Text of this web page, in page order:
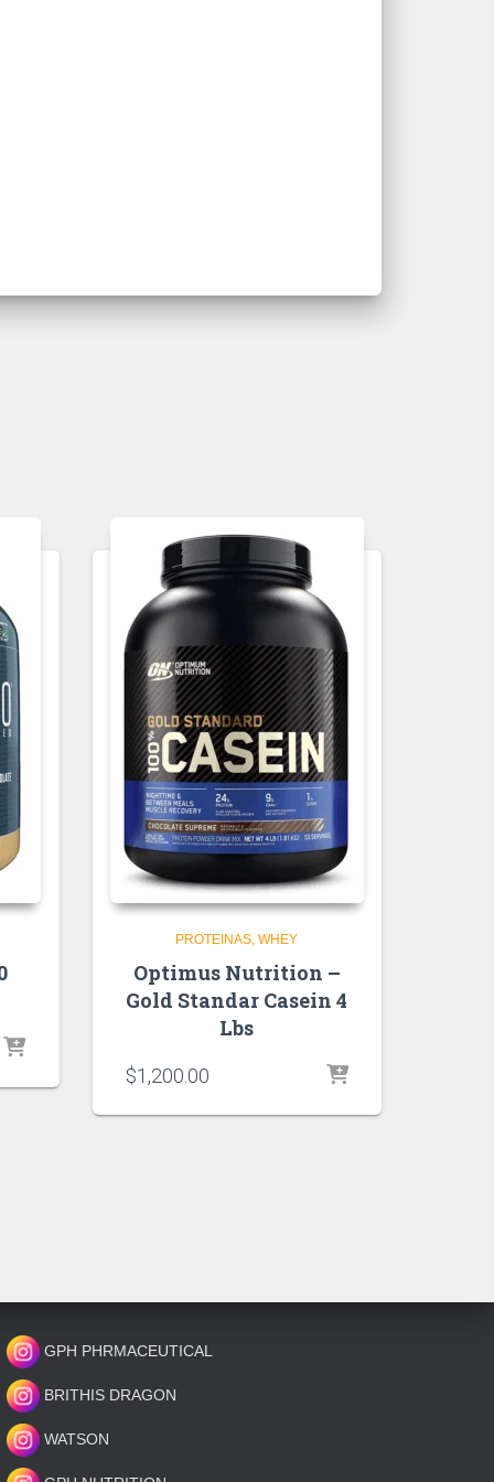
PROTEINAS WHEY
Optimus Nutrition –
Gold Standar Casein 4
Lbs
$1,200.00
GPH PHRMACEUTICAL
BRITHIS DRAGON
WATSON